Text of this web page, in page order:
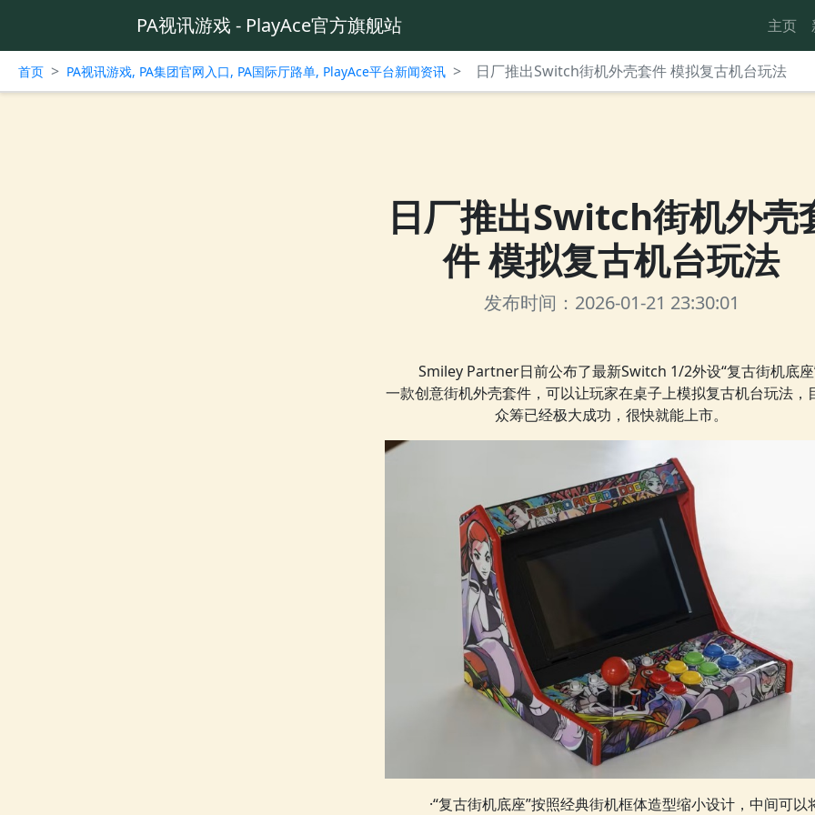
PA视讯游戏 - PlayAce官方旗舰站 主页
首页 > PA视讯游戏, PA集团官网入口, PA国际厅路单, PlayAce平台新闻资讯 > 日厂推出Switch街机外壳套件 模拟复古机台玩法
日厂推出Switch街机外壳
件 模拟复古机台玩法
发布时间：2026-01-21 23:30:01
Smiley Partner日前公布了最新Switch 1/2外设“复古街机底座
一款创意街机外壳套件，可以让玩家在桌子上模拟复古机台玩法，
众筹已经极大成功，很快就能上市。
·“复古街机底座”按照经典街机框体造型缩小设计，中间可以